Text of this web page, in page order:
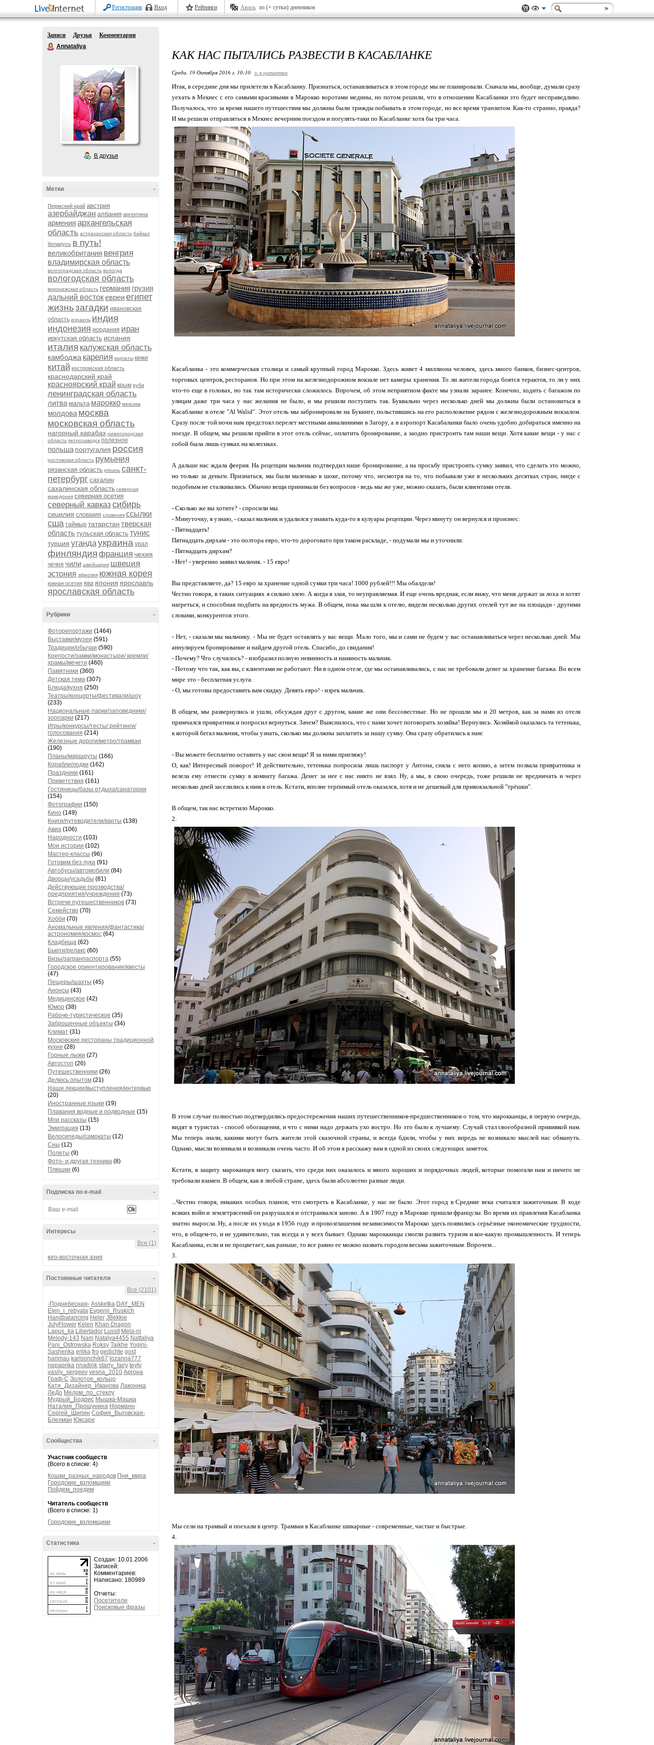
Регистрация Вход Рейтинги Авось из (+ сутки) дневников
Записи Друзья
Комментарии
Annataliya
В друзья
-
Метки
Пермский край австрия
азербайджан албания аргентина
армения архангельская
область астраханская область байкал
беларусь в путь!
великобритания венгрия
владимирская область
волгоградская область вологда
вологодская область
воронежская область германия грузия
дальний востокевреиегипет
жизньзагадки ивановская
область израиль индия
индонезия иордания иран
иркутская область испания
италия калужская область
камбоджа карелия карпаты кижи
китай костромская область
краснодарский край
красноярский край крым куба
ленинградская область
литва мальта марокко мексика
молдова москва
московская область
нагорный карабах нижегородская
область петрозаводск полезное
польша португалия россия
ростовская область румыния
рязанская область рязань санкт-
петербург сахалин
сахалинская область северная
македония северная осетия
северный кавказ сибирь
сицилия словакия словения ссылки
сша таймыр татарстан тверская
область тульская область тунис
турция угандаукраина урал
финляндия франция чехия
чечня чили швейцария швеция
эстония эфиопия южная корея
южная осетия ява япония ярославль
ярославская область
-
Рубрики
Фоторепортажи (1464)
Выставки/музеи (591)
Традиции/обычаи (590)
Крепости/замки/монастыри/ кремли/
храмы/мечети (460)
Памятники (360)
Детская тема (307)
Блюда/кухня (250)
Театры/концерты/фестивали/шоу
(233)
Национальные парки/заповедники/
зоопарки (217)
Игры/конкурсы/тесты/ рейтинги/
голосования (214)
Железные дороги/метро/трамваи
(190)
Планы/маршруты (166)
Корабли/лодки (162)
Праздники (161)
Приветствия (161)
Гостиницы/базы отдыха/санатории
(154)
Фотографии (150)
Кино (149)
Книги/путеводители/карты (138)
Авиа (106)
Народности (103)
Мои истории (102)
Мастер-классы (96)
Готовим без лука (91)
Автобусы/автомобили (84)
Дворцы/усадьбы (81)
Действующие прозводства/
предприятия/учреждения (73)
Встречи путешественников (73)
Семейство (70)
Хобби (70)
Аномальные явления/фантастика/
астрономия/космос (64)
Кладбища (62)
Бьюти/релакс (60)
Визы/загранпаспорта (55)
Городское ориентирование/квесты
(47)
Пещеры/шахты (45)
Анонсы (43)
Медицинское (42)
Юмор (38)
Рабоче-туристическое (35)
Заброшенные объекты (34)
Климат (31)
Московские рестораны традиционной
кухни (28)
Горные лыжи (27)
Автостоп (26)
Путешественники (26)
Делюсь опытом (21)
Наши лекции/выступления/интервью
(20)
Иностранные языки (19)
Плавания водные и подводные (15)
Мои рассказы (15)
Эмиграция (13)
Велосипеды/самокаты (12)
Сны (12)
Полеты (9)
Фото- и другая техника (8)
Плюшки (6)
-
Подписка по e-mail
-
Интересы
Все (1)
юго-восточная азия
-
Постоянные читатели
Все (2101)
-Поднебесная- Assketka DAY_MEN
Elen_i_rebyata Evgenij_Ruskich
Handbalancing Heler JBekkie
JulyFlower Kelen Khan-Dragon
Lapus_ka Libertador Lussit Mela-ni
Melody-143 Nam Natalya4455 Nattaliya
Pani_Ostrowska Roksy Taikhe Yogini-
Sashenka erlika fro gedichte gost
harimau karlsonchik67 lozanna777
nepaprika nnadink starry_fairy teyty
vasily_sergeev vesna_2010 Аргона
Граф-С Золотое_кольцо
Катя_Дизайнер_Иванова Лаконика
ЛеДо Мелом_по_стеклу
Мудрый_Бодрис Мышка-Машка
Наталия_Прошунина Норманн
Сергей_Щипин София_Выговская-
Блехман Юксаре
-
Сообщества
Участник сообществ
(Всего в списке: 4)
Кошки_разных_народов Пни_мира
Городские_взломщики
Пойдем_поедим
Читатель сообществ
(Всего в списке: 1)
Городские_взломщики
-
Статистика
Создан: 10.01.2006
Записей:
Комментариев:
Написано: 180989
Отчеты:
Посетители
Поисковые фразы
КАК НАС ПЫТАЛИСЬ РАЗВЕСТИ В КАСАБЛАНКЕ
Среда, 19 Октября 2016 г. 10:10 + в цитатник
Итак, в середине дня мы прилетели в Касабланку. Признаться, останавливаться в этом городе мы не планировали. Сначала мы, вообще, думали сразу
уехать в Мекнес с его самыми красивыми в Марокко воротами медины, но потом решили, что в отношении Касабланки это будет несправедливо.
Получалось, что за время нашего путешествия мы должны были трижды побывать в этом городе, но все время транзитом. Как-то странно, правда?
И мы решили отправляться в Мекнес вечерним поездом и погулять-таки по Касабланке хотя бы три часа.
Касабланка - это коммерческая столица и самый крупный город Марокко. Здесь живет 4 миллиона человек, здесь много банков, бизнес-центров,
торговых центров, ресторанов. Но при этом на железнодорожном вокзале нет камеры хранения. То ли жители города боятся терактов, то ли у них
что-то еще в головах, но так там исторически сложилось. Впрочем, об этом неприятном факте мы узнали заранее. Конечно, ходить с багажом по
улицам даже три часа у нас желания не было, и мы решили поступить так. Буквально через несколько дней мы должны были остановиться в
Касабланке в отеле "Al Walid". Этот отель мы забронировали на Букинге, польстившись на его расположение рядом с железнодорожным вокзалом.
Сразу после той ночи нам предстоял перелет местными авиалиниями в Загору, а в аэропорт Касабаланки было очень удобно добираться именно на
поезде. В общем, мы решили прийти в этот отель сейчас, оплатить бронирование, а заодно пристроить там наши вещи. Хотя какие вещи - у нас с
собой была лишь сумках на колесиках.
А дальше нас ждала феерия. На рецепции мальчик подтвердил наше бронирование, а на просьбу пристроить сумку заявил, что сделать это можно,
но только за деньги. Признаться, мы были маленько в шоке, потому что, несмотря на то, что побывали уже в нескольких десятках стран, нигде с
подобным не сталкивались. Обычно вещи принимали без вопросов - ведь мы же уже, можно сказать, были клиентами отеля.
- Сколько же вы хотите? - спросили мы.
- Минуточку, я узнаю, - сказал мальчик и удалился узнавать куда-то в кулуары рецепции. Через минуту он вернулся и произнес:
- Пятнадцать!
Пятнадцать дирхам - это полтора евро, что-то дороговато при таком раскладе, - подумали мы и уточнили:
- Пятнадцать дирхам?
- Нет! - уверенно заявил мальчик. - 15 евро!
Вы представляете, да? 15 евро за хранение одной сумки три часа! 1000 рублей!!! Мы обалдели!
Честно говоря, в таких ситуациях я сильно злею. А когда я злая, то неуправляемая. И еще очень вредная, если вижу, что меня держат за лоха и хотят
нагреться, и способная подбить на вредность мужа. В общем, пока мы шли к отелю, видели несколько других отелей тут же на площади - другими
словами, конкурентов этого.
- Нет, - сказали мы мальчику. - Мы не будет оставлять у вас вещи. Мало того, мы и сами не будем у вас останавливаться через несколько дней. Мы
аннулируем бронирование и найдем другой отель. Спасибо, до свидания!
- Почему? Что случилось? - изобразил полную невинность и наивность мальчик.
- Потому что так, как вы, с клиентами не работают. Ни в одном отеле, где мы останавливались, с нас не требовали денег за хранение багажа. Во всем
мире это - бесплатная услуга.
- О, мы готовы предоставить вам скидку. Девять евро! - изрек мальчик.
В общем, мы развернулись и ушли, обсуждая друг с другом, какие же они бессовестные. Но не прошли мы и 20 метров, как за нами из отеля
примчался привратник и попросил вернуться. Зачем? Выяснилось, что с нами хочет поговорить хозяйка! Вернулись. Хозяйкой оказалась та тетенька,
к которой бегал мальчик, чтобы узнать, сколько мы должны заплатить за нашу сумку. Она сразу обратилась к нам:
- Вы можете бесплатно оставить у нас свои вещи! Я за ними пригляжу!
О, как! Интересный поворот! И действительно, тетенька попросила лишь паспорт у Антона, сняла с него копию, а затем позвала привратника и
велела ему отнести сумку в комнату багажа. Денег за нее с нас никто не взял. Ну, а мы, в свою очередь, тоже решили не вредничать и через
несколько дней заселились к ним в отель. Кстати, вполне терпимый отель оказался, хотя и не дешевый для привокзальной "трёшки".
В общем, так нас встретило Марокко.
2.
В этом случае полностью подтвердились предостережения наших путешественников-предшественников о том, что марокканцы, в первую очередь,
видят в туристах - способ обогащения, и что с ними надо держать ухо востро. Но это было к лучшему. Случай стал своеобразной прививкой нам.
Мы теперь знали, какими могут быть жители этой сказочной страны, и всегда бдили, чтобы у них впредь не возникало мыслей нас обмануть.
Однако, мысли возникали и возникали очень часто. И об этом я расскажу вам в одной из своих следующих заметок.
Кстати, в защиту мароканцев могу сказать, что среди них оказалось и много хороших и порядочных людей, которые помогали нам и ничего не
требовали взамен. В общем, как в любой стране, здесь были абсолютно разные люди.
...Честно говоря, никаких особых планов, что смотреть в Касабланке, у нас не было. Этот город в Средние века считался зажиточным. В ходе
всяких войн и землетрясений он разрушался и отстраивался заново. А в 1907 году в Марокко пришли французы. Во время их правления Касабланка
знатно выросла. Ну, а после их ухода в 1956 году и провозглашения независимости Марокко здесь появились серьёзные экономические трудности,
что, в общем-то, и не удивительно, так всегда и у всех бывает. Однако марокканцы смогли развить туризм и кое-какую промышленность. И теперь
Касабланка, если и не процветает, как раньше, то все равно ее можно назвать городом весьма зажиточным. Впрочем...
3.
Мы сели на трамвай и поехали в центр. Трамваи в Касабланке шикарные - современные, частые и быстрые.
4.